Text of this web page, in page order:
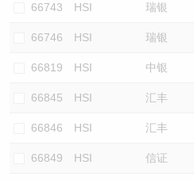
66743 HSI 瑞银
66746 HSI 瑞银
66819 HSI 中银
66845 HSI 汇丰
66846 HSI 汇丰
66849 HSI 信证